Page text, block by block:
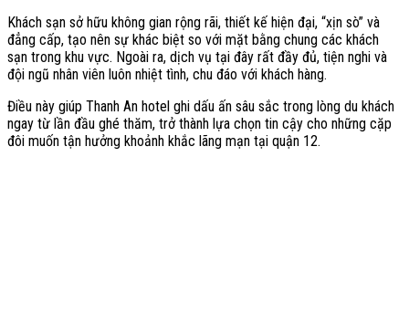
Khách sạn sở hữu không gian rộng rãi, thiết kế hiện đại, “xịn sò” và
đẳng cấp, tạo nên sự khác biệt so với mặt bằng chung các khách
sạn trong khu vực. Ngoài ra, dịch vụ tại đây rất đầy đủ, tiện nghi và
đội ngũ nhân viên luôn nhiệt tình, chu đáo với khách hàng.
Điều này giúp Thanh An hotel ghi dấu ấn sâu sắc trong lòng du khách
ngay từ lần đầu ghé thăm, trở thành lựa chọn tin cậy cho những cặp
đôi muốn tận hưởng khoảnh khắc lãng mạn tại quận 12.